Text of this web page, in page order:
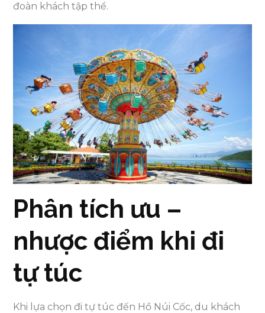
đoàn khách tập thể.
Phân tích ưu –
nhược điểm khi đi
tự túc
Khi lựa chọn đi tự túc đến Hồ Núi Cốc, du khách